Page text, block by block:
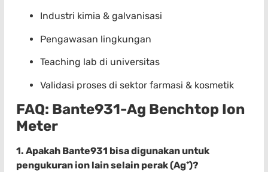
Industri kimia & galvanisasi
Pengawasan lingkungan
Teaching lab di universitas
Validasi proses di sektor farmasi & kosmetik
FAQ: Bante931-Ag Benchtop Ion
Meter
1. Apakah Bante931 bisa digunakan untuk
pengukuran ion lain selain perak (Ag⁺)?